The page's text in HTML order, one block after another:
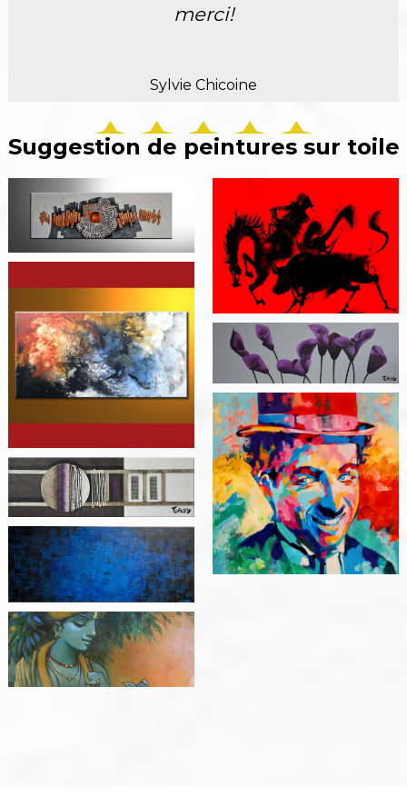
merci!
Sylvie Chicoine
Suggestion de peintures sur toile